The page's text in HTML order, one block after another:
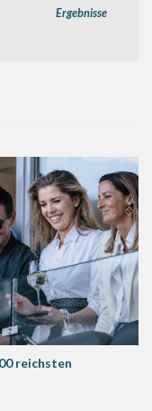
Ergebnisse
reichsten